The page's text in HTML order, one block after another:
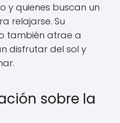
y quienes buscan un
relajarse. Su
también atrae a
disfrutar del sol y
sobre la